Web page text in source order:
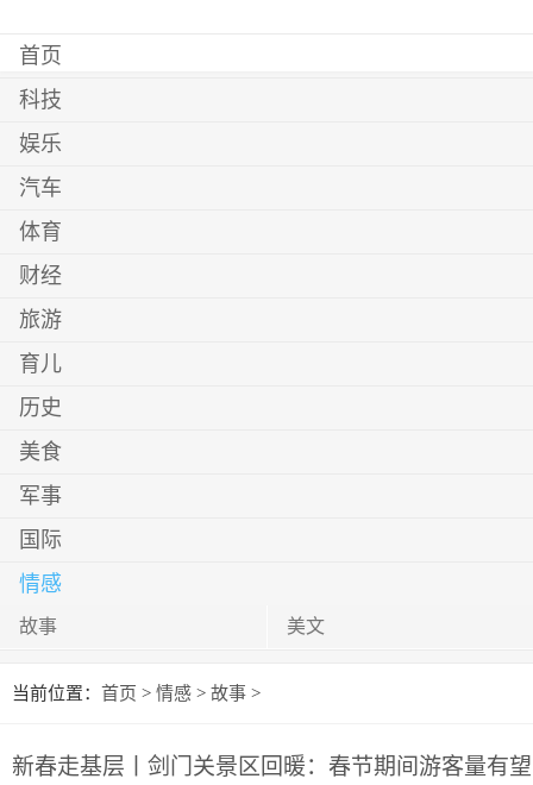
首页
科技
娱乐
汽车
体育
财经
旅游
育儿
历史
美食
军事
国际
情感
故事 美文
当前位置： 首页 > 情感 > 故事 >
新春走基层丨剑门关景区回暖：春节期间游客量有望